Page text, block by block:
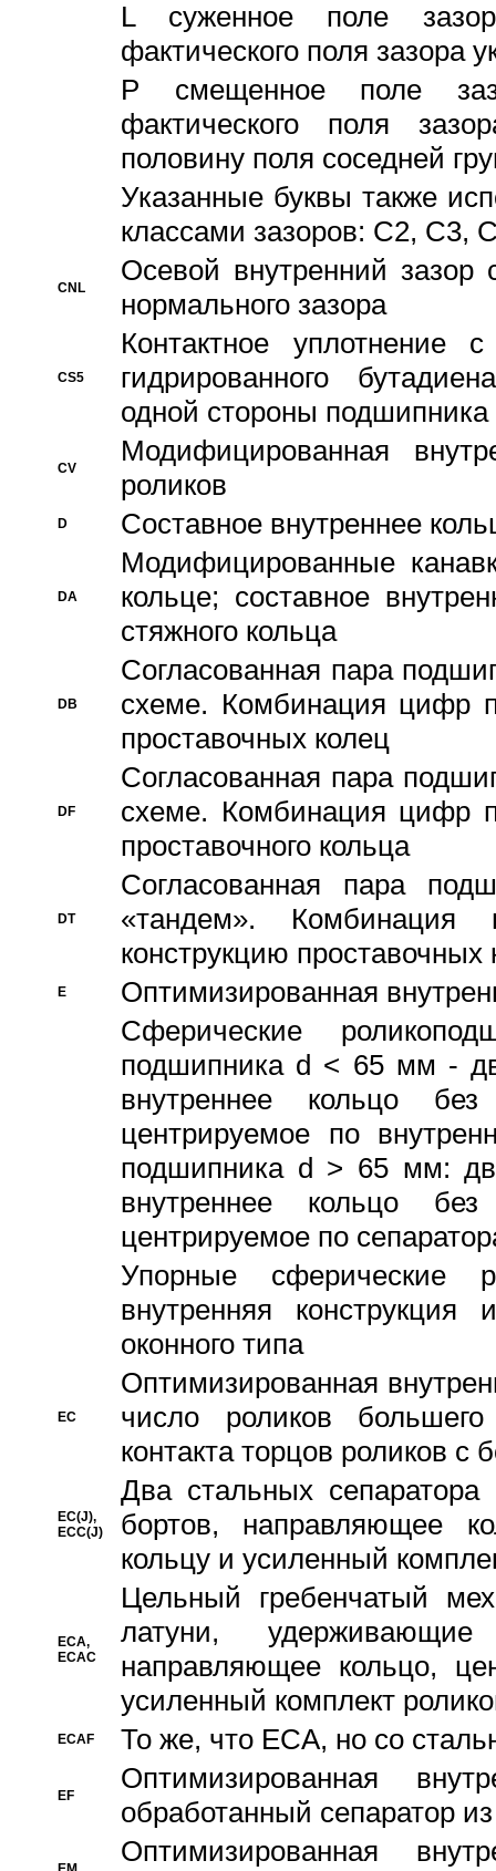
L суженное поле
фактического поля зазора
P смещенное поле
фактического поля
половину поля соседней
Указанные буквы также
классами зазоров: С2,
CNL
Осевой внутренний зазор
нормального зазора
CS5
Контактное уплотнение
гидрированного
одной стороны подшипника
CV
Модифицированная
роликов
D Составное внутреннее
DA
Модифицированные
кольце; составное
стяжного кольца
DB
Согласованная пара
схеме. Комбинация цифр
проставочных колец
DF
Согласованная пара
схеме. Комбинация цифр
проставочного кольца
DT
Согласованная пара
«тандем».
конструкцию проставочных
E
Оптимизированная
Сферические
подшипника d < 65 мм -
внутреннее кольцо
центрируемое по
подшипника d > 65 мм:
внутреннее кольцо
центрируемое по
Упорные сферические
внутренняя
оконного типа
EC
Oптимизированная
число роликов
контакта торцов роликов с
EC(J),
ECC(J)
Два стальных сепаратора
бортов, направляющее
кольцу и усиленный
ECA,
ECAC
Цельный гребенчатый
латуни,
направляющее кольцо,
усиленный комплект
ECAF То же, что ECA, но со
EF
Оптимизированная
обработанный сепаратор
Оптимизированная